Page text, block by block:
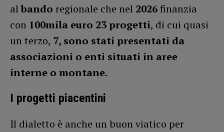
albando regionale che nel 2026finanzia
con 100mila euro 23 progetti, di cui quasi
un terzo, 7, sono stati presentati da
associazioni o enti situati in aree
interne o montane.
I progetti piacentini
Il dialetto è anche un buon viatico per